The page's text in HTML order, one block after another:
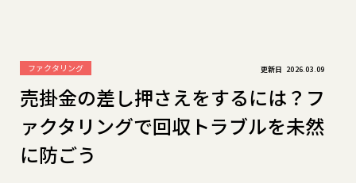
売掛金の差し押さえをするには？フ
ァクタリングで回収トラブルを未然
に防ごう
ファクタリング 2026.03.09